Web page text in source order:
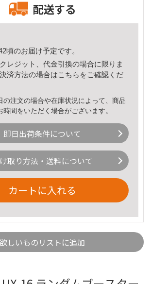
配送する
頃のお届け予定です。
レジット、代金引換の場合に限りま
済方法の場合はこちら をご確認くだ
注文の場合や在庫状況によって、商品
時間をいただく場合がございます。
即日出荷条件について
取り方法・送料について
カートに入れる
欲しいものリストに追加